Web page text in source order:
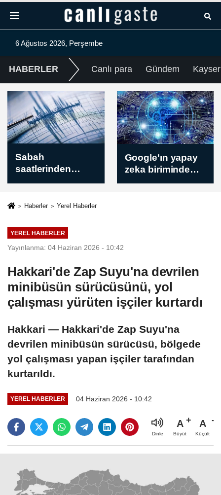
6 Ağustos 2026, Perşembe
HABERLER Canlı para Gündem
Google'ın yapay
zeka biriminde
üst düzey görev
İsrail güçleri Batı
Şeria'da bazı
beldelere baskın
Haberler Yerel Haberler
YEREL HABERLER
Yayınlanma: 04 Haziran 2026 - 10:42
Hakkari'de Zap Suyu'na devrilen
minibüsün sürücüsünü, yol
çalışması yürüten işçiler kurtardı
Hakkari — Hakkari'de Zap Suyu'na
devrilen minibüsün sürücüsü, bölgede
yol çalışması yapan işçiler tarafından
kurtarıldı.
YEREL HABERLER 04 Haziran 2026 - 10:42
Dinle
A
Büyüt
A
Küçült